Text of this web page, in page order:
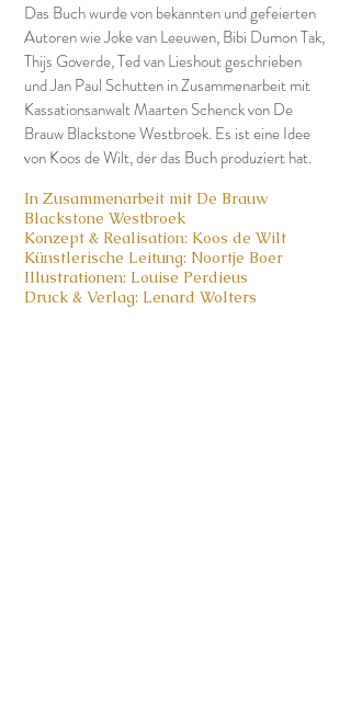
Das Buch wurde von bekannten und gefeierten
Autoren wie Joke van Leeuwen, Bibi Dumon Tak,
Thijs Goverde, Ted van Lieshout geschrieben
und Jan Paul Schutten in Zusammenarbeit mit
Kassationsanwalt Maarten Schenck von De
Brauw Blackstone Westbroek. Es ist eine Idee
von Koos de Wilt, der das Buch produziert hat.
In Zusammenarbeit mit De Brauw
Blackstone Westbroek
Konzept & Realisation: Koos de Wilt
Künstlerische Leitung: Noortje Boer
Illustrationen: Louise Perdieus
Druck & Verlag: Lenard Wolters